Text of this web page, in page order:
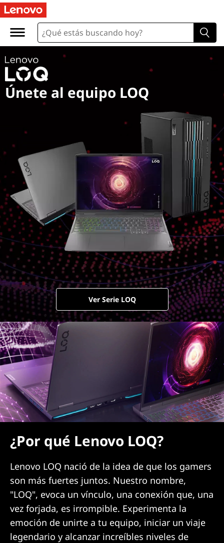
Únete al equipo LOQ
Ver Serie LOQ
¿Por qué Lenovo LOQ?
Lenovo LOQ nació de la idea de que los gamers
son más fuertes juntos. Nuestro nombre,
"LOQ", evoca un vínculo, una conexión que, una
vez forjada, es irrompible. Experimenta la
emoción de unirte a tu equipo, iniciar un viaje
legendario y alcanzar increíbles niveles de